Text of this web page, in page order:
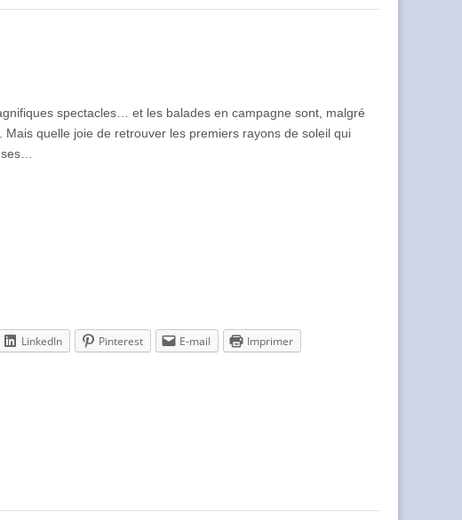
spectacles… et les balades en campagne sont, malgré
quelle joie de retrouver les premiers rayons de soleil qui
ses…
LinkedIn Pinterest E-mail Imprimer